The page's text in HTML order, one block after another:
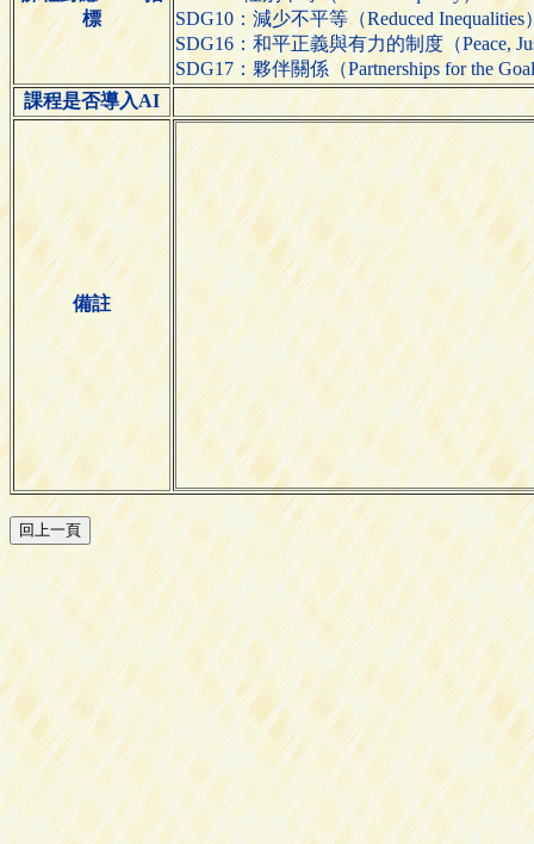
標
SDG10：減少不平等（Reduced Inequalities
SDG16：和平正義與有力的制度（Peace,
SDG17：夥伴關係（Partnerships for the
課程是否導入AI
備註